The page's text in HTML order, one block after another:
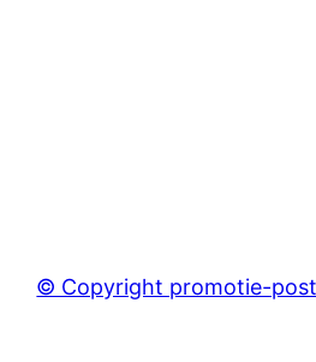
© Copyright promotie-